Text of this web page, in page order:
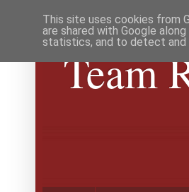
Team
This site uses cookies from
are shared with Google
statistics, and to detect and